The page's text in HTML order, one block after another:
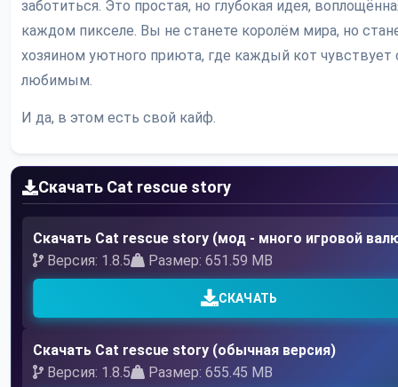
заботиться. Это простая, но глубокая идея,
каждом пикселе. Вы не станете королём мира, но
хозяином уютного приюта, где каждый кот чувствует
любимым.
И да, в этом есть свой кайф.
Скачать Cat rescue story
Скачать Cat rescue story (мод - много игровой
Версия: 1.8.5
Размер: 651.59 MB
СКАЧАТЬ
Скачать Cat rescue story (обычная версия)
Версия: 1.8.5
Размер: 655.45 MB